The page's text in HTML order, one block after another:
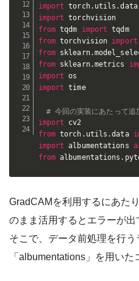
import torch. utils .data
import
from tqdm import
tqdm
from torchvision import
from sklearn.
from sklearn.metrics
import
import time
# 今回の実装にあたって追
import
from torch . utils .data
import albumentations
from albumentations .
GradCAMを利用するにあたり
のまま活用するとエラーが出
そこで、データ前処理を行う
「albumentations」を用いた